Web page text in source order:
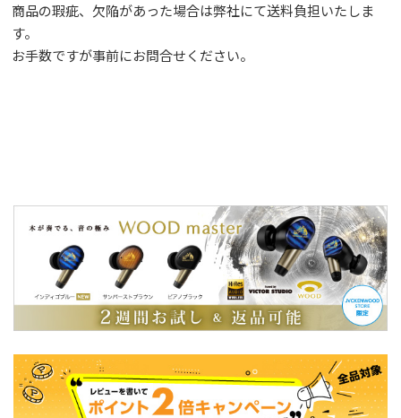
商品の瑕疵、欠陥があった場合は弊社にて送料負担いたしま
す。
お手数ですが事前にお問合せください。